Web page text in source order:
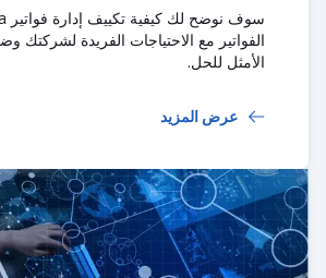
الفواتير مع الاحتياجات الفريدة لشركتك
الأمثل للحل.
عرض المزيد